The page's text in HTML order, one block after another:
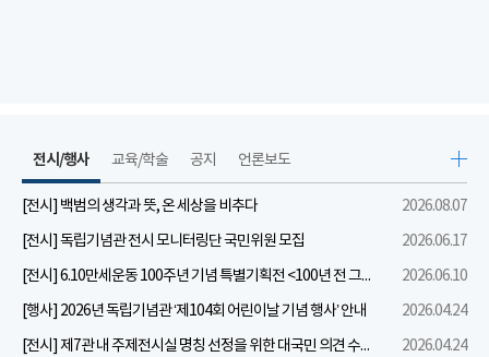
전시/행사
[전시] 백범의 생각과 뜻, 온 세상을 비추다
2026.08.07
[전시] 독립기념관 전시 모니터링단 국민위원 모집
2026.06.17
[전시] 6.10만세운동 100주년 기념 특별기획전 <100년 전 그날을 보다: 6.10만세운동>
2026.06.10
[행사] 2026년 독립기념관 ‘제104회 어린이날 기념 행사’ 안내
2026.04.24
[전시] 제7관 내 주제전시실 명칭 선정을 위한 대국민 의견 수렴 실시
2026.04.24
교육/학술 공지 언론보도